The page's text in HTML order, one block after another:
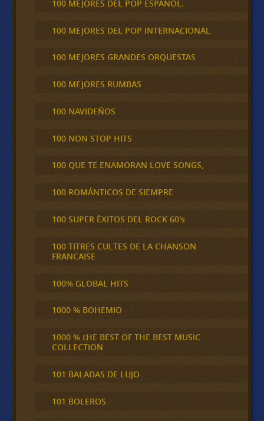
100 MEJORES DEL POP ESPAÑOL.
100 MEJORES DEL POP INTERNACIONAL
100 MEJORES GRANDES ORQUESTAS
100 MEJORES RUMBAS
100 NAVIDEÑOS
100 NON STOP HITS
100 QUE TE ENAMORAN LOVE SONGS,
100 ROMÁNTICOS DE SIEMPRE
100 SUPER ÉXITOS DEL ROCK 60's
100 TITRES CULTES DE LA CHANSON
FRANCAISE
100% GLOBAL HITS
1000 % BOHEMIO
1000 % tHE BEST OF THE BEST MUSIC
COLLECTION
101 BALADAS DE LUJO
101 BOLEROS